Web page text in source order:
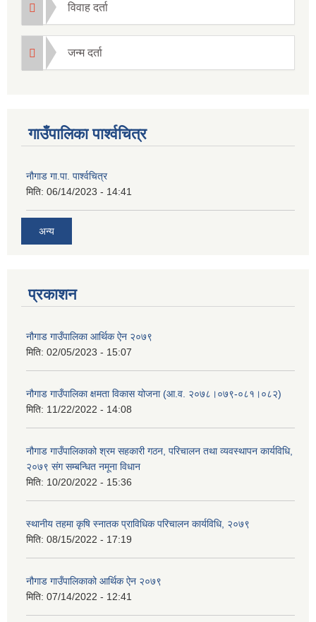
विवाह दर्ता
जन्म दर्ता
गाउँपालिका पार्श्वचित्र
नौगाड गा.पा. पार्श्वचित्र
मिति: 06/14/2023 - 14:41
अन्य
प्रकाशन
नौगाड गाउँपालिका आर्थिक ऐन २०७९
मिति: 02/05/2023 - 15:07
नौगाड गाउँपालिका क्षमता विकास योजना (आ.व. २०७८।०७९-०८१।०८२)
मिति: 11/22/2022 - 14:08
नौगाड गाउँपालिकाको श्रम सहकारी गठन, परिचालन तथा व्यवस्थापन कार्यविधि,
२०७९ संग सम्बन्धित नमूना विधान
मिति: 10/20/2022 - 15:36
स्थानीय तहमा कृषि स्नातक प्राविधिक परिचालन कार्यविधि, २०७९
मिति: 08/15/2022 - 17:19
नौगाड गाउँपालिकाको आर्थिक ऐन २०७९
मिति: 07/14/2022 - 12:41